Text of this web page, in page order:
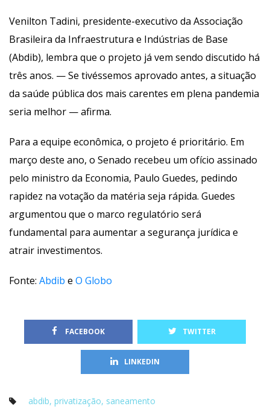
Venilton Tadini, presidente-executivo da Associação
Brasileira da Infraestrutura e Indústrias de Base
(Abdib), lembra que o projeto já vem sendo discutido há
três anos. — Se tivéssemos aprovado antes, a situação
da saúde pública dos mais carentes em plena pandemia
eria melhor — afirma.
Para a equipe econômica, o projeto é prioritário. Em
março deste ano, o Senado recebeu um ofício assinado
pelo ministro da Economia, Paulo Guedes, pedindo
rapidez na votação da matéria seja rápida. Guedes
argumentou que o marco regulatório será
fundamental para aumentar a segurança jurídica e
atrair investimentos.
Fonte: Abdib e O Globo
FACEBOOK TWITTER
LINKEDIN
abdib, privatização, aneamento